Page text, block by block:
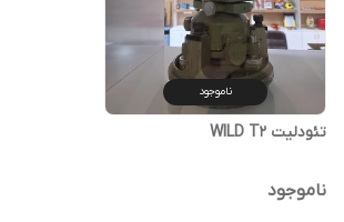
ناموجود
تئودلیت WILD T2
ناموجود